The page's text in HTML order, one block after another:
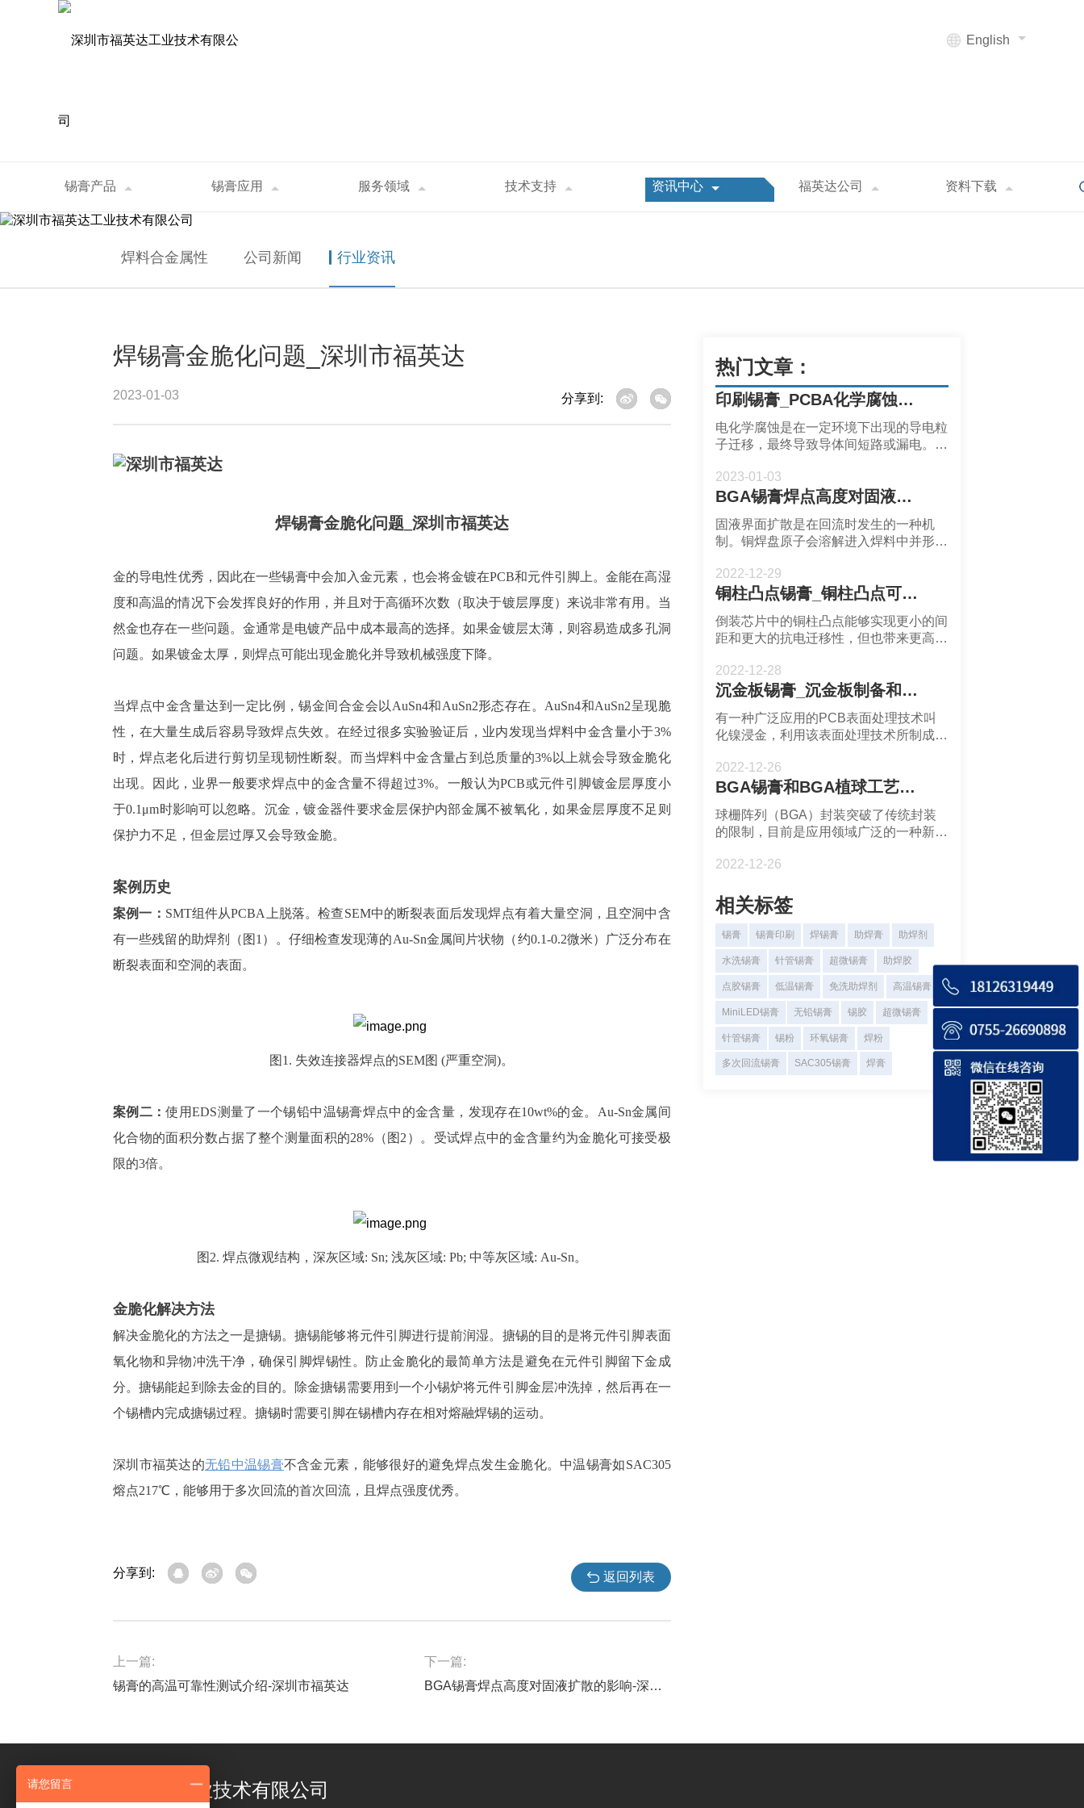
English
锡膏产品 锡膏应用 服务领域 技术支持 资讯中心 福英达公司 资料下载
资讯中心
首页 >行业资讯 焊锡膏金脆化问题_深圳市福英达
焊料合金属性 公司新闻 行业资讯
焊锡膏金脆化问题_深圳市福英达
2023-01-03 分享到:
焊锡膏金脆化问题_深圳市福英达
金的导电性优秀，因此在一些锡膏中会加入金元素，也会将金镀在PCB和元件引脚上。金能在高湿
度和高温的情况下会发挥良好的作用，并且对于高循环次数（取决于镀层厚度）来说非常有用。当
然金也存在一些问题。金通常是电镀产品中成本最高的选择。如果金镀层太薄，则容易造成多孔洞
问题。如果镀金太厚，则焊点可能出现金脆化并导致机械强度下降。
当焊点中金含量达到一定比例，锡金间合金会以 AuSn4和AuSn2形态存在。AuSn4和AuSn2呈现脆
性，在大量生成后容易导致焊点失效。在经过很多实验验证后，业内发现当焊料中金含量小于3%
时，焊点老化后进行剪切呈现韧性断裂。而当焊料中金含量占到总质量的3%以上就会导致金脆化
出现。因此，业界一般要求焊点中的金含量不得超过3%。一般认为PCB或元件引脚镀金层厚度小
于0.1μm时影响可以忽略。沉金，镀金器件要求金层保护内部金属不被氧化，如果金层厚度不足则
保护力不足，但金层过厚又会导致金脆。
案例历史
案例一： SMT组件从PCBA上脱落。检查SEM中的断裂表面后发现焊点有着大量空洞，且空洞中含
有一些残留的助焊剂（图1）。仔细检查发现薄的Au-Sn金属间片状物（约0.1-0.2微米）广泛分布在
断裂表面和空洞的表面。
图 1. 失效连接器焊点的SEM图 (严重空洞)。
案例二：使用EDS测量了一个锡铅中温锡膏焊点中的金含量，发现存在10wt%的金。Au-Sn金属间
化合物的面积分数占据了整个测量面积的28%（图2）。受试焊点中的金含量约为金脆化可接受极
限的3倍。
图 2. 焊点微观结构，深灰区域: Sn; 浅灰区域: Pb; 中等灰区域: Au-Sn。
金脆化解决方法
解决金脆化的方法之一是搪锡。搪锡能够将元件引脚进行提前润湿。搪锡的目的是将元件引脚表面
氧化物和异物冲洗干净，确保引脚焊锡性。防止金脆化的最简单方法是避免在元件引脚留下金成
分。搪锡能起到除去金的目的。除金搪锡需要用到一个小锡炉将元件引脚金层冲洗掉，然后再在一
个锡槽内完成搪锡过程。搪锡时需要引脚在锡槽内存在相对熔融焊锡的运动。
深圳市福英达的无铅中温锡膏不含金元素，能够很好的避免焊点发生金脆化。中温锡膏如SAC305
熔点217℃，能够用于多次回流的首次回流，且焊点强度优秀。
分享到: 返回列表
上一篇:
锡膏的高温可靠性测试介绍-深圳市福英达
下一篇:
BGA锡膏焊点高度对固液扩散的影响-深圳福英达
热门文章：
印刷锡膏_PCBA化学腐蚀引起的失效_深圳福英达
电化学腐蚀是在一定环境下出现的导电粒
子迁移，最终导致导体间短路或漏电。印
和有机盐等会在潮湿等条件下与PCB焊
盘形成反应。此外导电阳极丝的生长会导
2023-01-03
BGA锡膏焊点高度对固液扩散的影响-深圳福英达
固液界面扩散是在回流时发生的一种机
制。铜焊盘原子会溶解进入焊料中并形成
的演变在老化过程中具有几何尺寸效应。
界面扩散的尺寸效应主要集中在焊点体积
2022-12-29
铜柱凸点锡膏_铜柱凸点可靠性-深圳福英达
倒装芯片中的铜柱凸点能够实现更小的间
距和更大的抗电迁移性，但也带来更高的
最小间距限制为140μm–180μm。因此，
当焊点间距小于140μm时，通常使用铜柱
2022-12-28
沉金板锡膏_沉金板制备和常见问题-深圳福英达
有一种广泛应用的PCB表面处理技术叫
化镍浸金，利用该表面处理技术所制成的
层更薄，但致密性稍差。沉金板的金层厚
度一般控制在0.05-0.1μm，镍层则是3-
2022-12-26
BGA锡膏和BGA植球工艺类型-深圳市福英达
球栅阵列（BGA）封装突破了传统封装
的限制，目前是应用领域广泛的一种新封
球，印刷植球，手工植球和移印植球。
2022-12-26
相关标签
锡膏 锡膏印刷 焊锡膏 助焊膏 助焊剂
水洗锡膏 针管锡膏 超微锡膏 助焊胶
点胶锡膏 低温锡膏 免洗助焊剂 高温锡膏
MiniLED锡膏 无铅锡膏 锡胶 超微锡膏
针管锡膏 锡粉 环氧锡膏 焊粉
多次回流锡膏 SAC305锡膏 焊膏
深圳市福英达工业技术有限公司
请您留言